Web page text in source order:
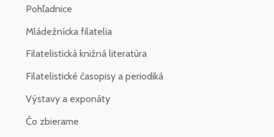
Pohľadnice
Mládežnícka filatelia
Filatelistická knižná literatúra
Filatelistické časopisy a periodiká
Výstavy a exponáty
Čo zbierame